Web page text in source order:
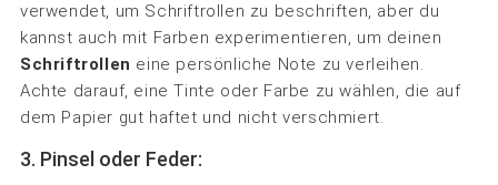
verwendet, um Schriftrollen zu beschriften, aber du
kannst auch mit Farben experimentieren, um deinen
Schriftrollen eine persönliche Note zu verleihen.
Achte darauf, eine Tinte oder Farbe zu wählen, die auf
dem Papier gut haftet und nicht verschmiert.
3. Pinsel oder Feder: